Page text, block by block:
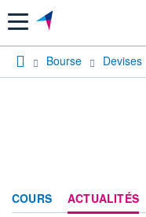
Menu
Bourse Devises
COURS ACTUALITÉS